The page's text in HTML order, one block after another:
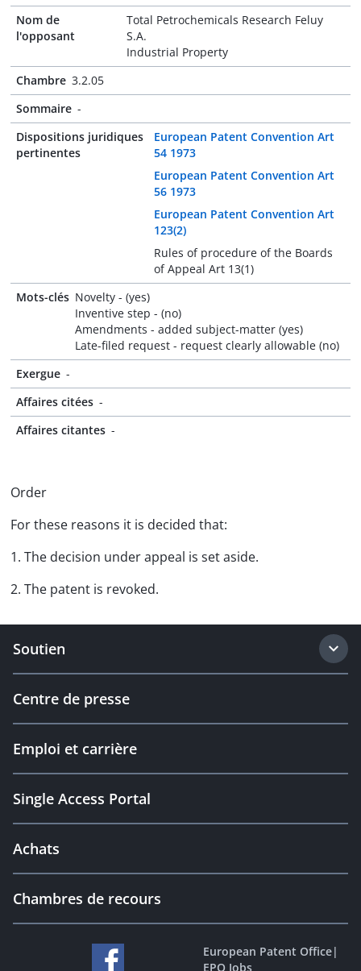
Nom de
l'opposant
Total Petrochemicals Research Feluy
S.A.
Industrial Property
Chambre 3.2.05
Sommaire -
Dispositions juridiques
pertinentes
European Patent Convention Art
54 1973
European Patent Convention Art
56 1973
European Patent Convention Art
123(2)
Rules of procedure of the Boards
of Appeal Art 13(1)
Mots-clés Novelty - (yes)
Inventive step - (no)
Amendments - added subject-matter (yes)
Late-filed request - request clearly allowable (no)
Exergue -
Affaires citées -
Affaires citantes -
Order
For these reasons it is decided that:
1. The decision under appeal is set aside.
2. The patent is revoked.
Soutien
Centre de presse
Emploi et carrière
Single Access Portal
Achats
Chambres de recours
European Patent Office|
EPO Jobs